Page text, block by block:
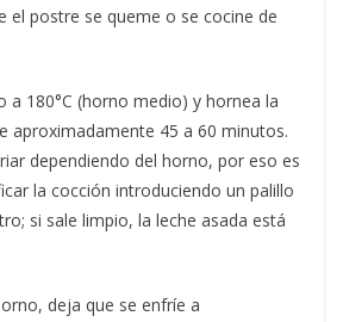
el postre se queme o se cocine de
a 180°C (horno medio) y hornea la
aproximadamente 45 a 60 minutos.
dependiendo del horno, por eso es
la cocción introduciendo un palillo
si sale limpio, la leche asada está
deja que se enfríe a